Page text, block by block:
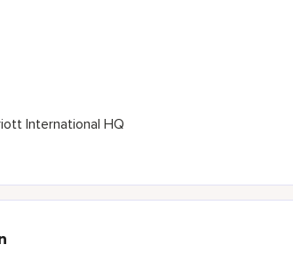
International HQ